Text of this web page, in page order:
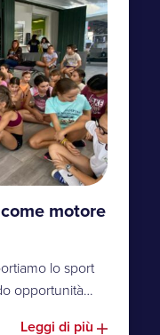
motore
lo sport
opportunità…
Leggi di più